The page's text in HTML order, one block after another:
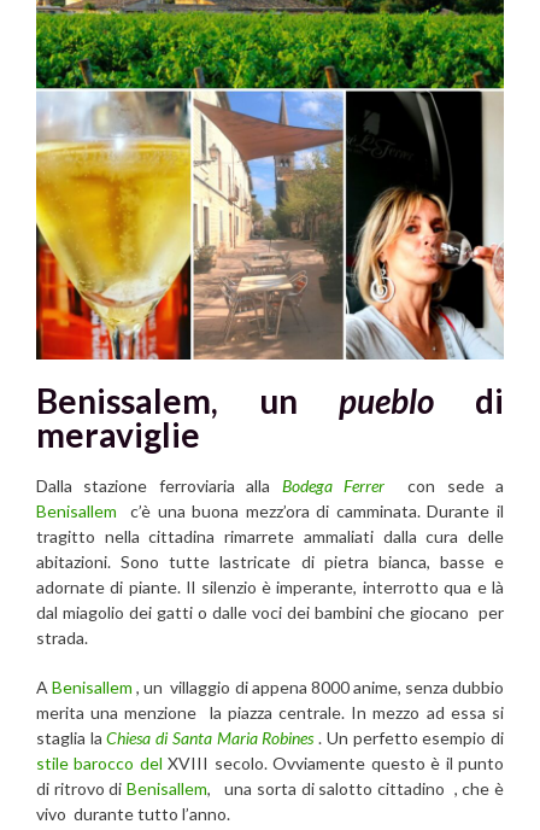
Benissalem, un pueblo di
meraviglie
Dalla stazione ferroviaria alla Bodega Ferrer
con sede a
Benisallem c’è una buona mezz’ora di camminata. Durante il
tragitto nella cittadina rimarrete ammaliati dalla cura delle
abitazioni. Sono tutte lastricate di pietra bianca, basse e
adornate di piante. Il silenzio è imperante, interrotto qua e là
dal miagolio dei gatti o dalle voci dei bambini che giocano per
strada.
ABenisallem , un villaggio di appena 8000 anime, senza dubbio
merita una menzione la piazza centrale. In mezzo ad essa si
staglia laChiesa di Santa Maria Robines. Un perfetto esempio di
stile barocco del XVIII secolo. Ovviamente questo è il punto
di ritrovo diBenisallem, una sorta di salotto cittadino , che è
vivo durante tutto l’anno.